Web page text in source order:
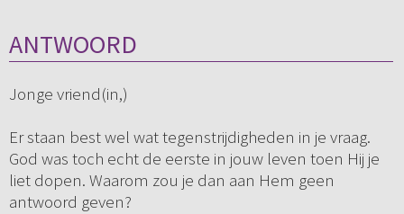
ANTWOORD
Jonge vriend(in,)
Er staan best wel wat tegenstrijdigheden in je vraag.
God was toch echt de eerste in jouw leven toen Hij je
liet dopen. Waarom zou je dan aan Hem geen
antwoord geven?